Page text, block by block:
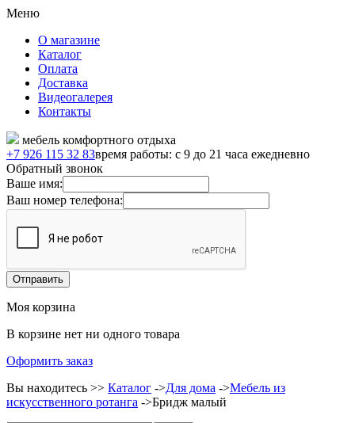
Меню
О магазине
Каталог
Оплата
Доставка
Видеогалерея
Контакты
мебель комфортного отдыха
+7 926 115 32 83время работы: с 9 до 21 часа ежедневно
Обратный звонок
Ваше имя:
Ваш номер телефона:
Моя корзина
В корзине нет ни одного товара
Оформить заказ
Вы находитесь >> Каталог ->Для дома ->Мебель из
искусственного ротанга ->Бридж малый